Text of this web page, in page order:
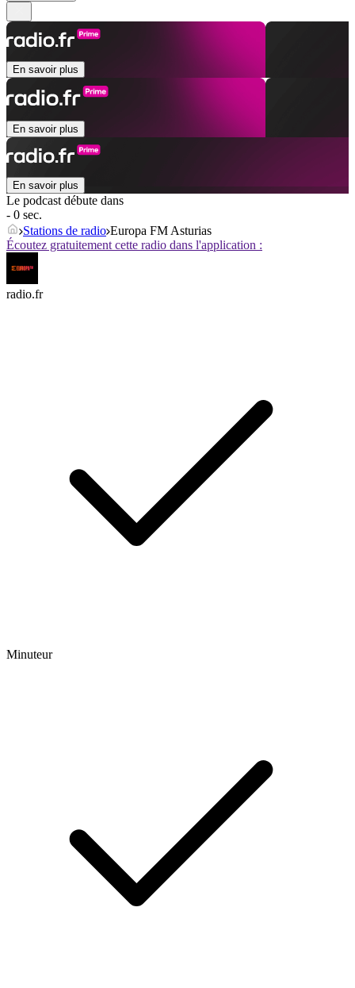
En savoir plus
En savoir plus
En savoir plus
Le podcast débute dans
- 0 sec.
Stations de radio Europa FM Asturias
Écoutez gratuitement cette radio dans l'application :
radio.fr
Minuteur